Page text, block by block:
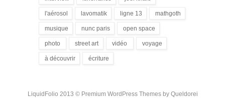
(15)
(3)
l'aérosol
(14)
lavomatik
ligne 13
mathgoth
musique
(13)
nunc paris
(5)
open space
photo
(3)
street art
(172)
vidéo
voyage
à découvrir
écriture
LiquidFolio 2013 © Premium WordPress Themesby Queldorei